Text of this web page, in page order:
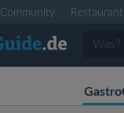
Community